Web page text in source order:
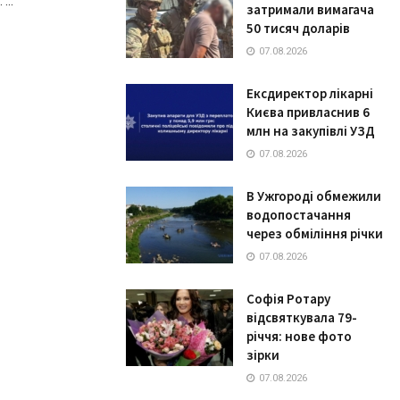
затримали вимагача
50 тисяч доларів
07.08.2026
Ексдиректор лікарні
Києва привласнив 6
млн на закупівлі УЗД
07.08.2026
В Ужгороді обмежили
водопостачання
через обміління річки
07.08.2026
Софія Ротару
відсвяткувала 79-
річчя: нове фото
зірки
07.08.2026